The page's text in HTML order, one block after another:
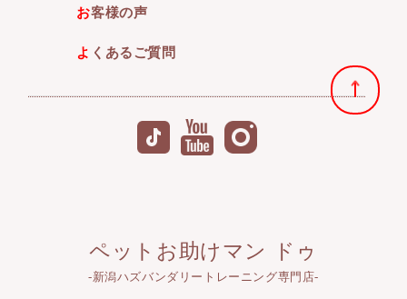
お客様の声
よくあるご質問
ペットお助けマン ドゥ
-新潟ハズバンダリートレーニング専門店-